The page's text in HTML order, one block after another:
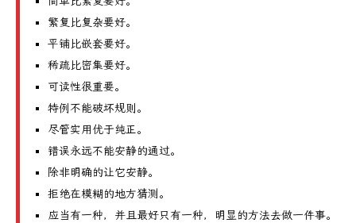
繁复比复杂要好。
平铺比嵌套要好。
稀疏比密集要好。
可读性很重要。
特例不能破坏规则。
尽管实用优于纯正。
错误永远不能安静的通过。
除非明确的让它安静。
拒绝在模糊的地方猜测。
应当有一种，并且最好只有一种，明显的方法去做一件事。